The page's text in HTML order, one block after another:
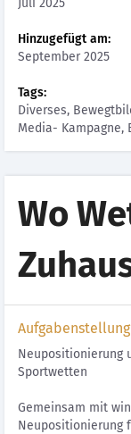
Juli 2025
Hinzugefügt am:
September 2025
Tags:
Diverses,
Media- Kampagne,
Wo
Aufgabenstellung
Neupositionierung
Sportwetten
Gemeinsam mit
Neupositionierung